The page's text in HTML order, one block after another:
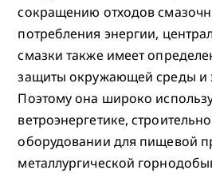
сокращению отходов
потребления энергии,
смазки также имеет
защиты окружающей среды и
Поэтому она широко
ветроэнергетике,
оборудовании для пищевой
металлургической